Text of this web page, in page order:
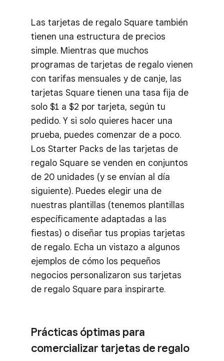
Las tarjetas de regalo Square también
tienen una estructura de precios
simple. Mientras que muchos
programas de tarjetas de regalo vienen
con tarifas mensuales y de canje, las
tarjetas Square tienen una tasa fija de
solo $1 a $2 por tarjeta, según tu
pedido. Y si solo quieres hacer una
prueba, puedes comenzar de a poco.
Los Starter Packs de las tarjetas de
regalo Square se venden en conjuntos
de 20 unidades (y se envían al día
siguiente). Puedes elegir una de
nuestras plantillas (tenemos plantillas
específicamente adaptadas a las
fiestas) o diseñar tus propias tarjetas
de regalo. Echa un vistazo a algunos
ejemplos de cómo los pequeños
negocios personalizaron sus tarjetas
de regalo Square para inspirarte.
Prácticas óptimas para
comercializar tarjetas de regalo